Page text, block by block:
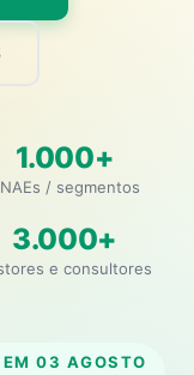
1.000+
/ segmentos
3.000+
e consultores
03 AGOSTO